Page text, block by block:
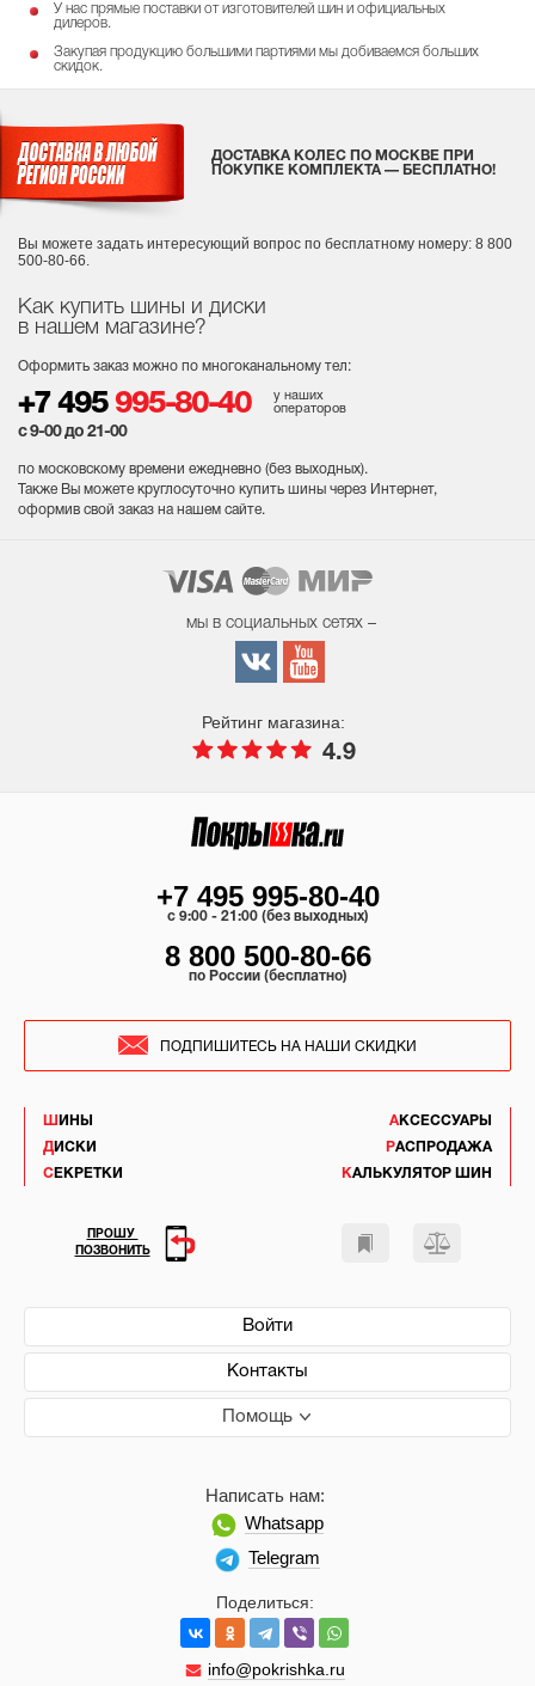
У нас прямые поставки от изготовителей шин и официальных
дилеров.
Закупая продукцию большими партиями мы добиваемся больших
скидок.
Как купить шины и диски
в нашем магазине?
Оформить заказ можно по многоканальному тел:
+7 495 995-80-40
у наших
операторов
с 9-00 до 21-00
по московскому времени ежедневно (без выходных).
Также Вы можете круглосуточно купить шины через Интернет,
оформив свой заказ на нашем сайте.
ДОСТАВКА КОЛЕС ПО МОСКВЕ ПРИ
ПОКУПКЕ КОМПЛЕКТА — БЕСПЛАТНО!
Вы можете задать интересующий вопрос по бесплатному номеру: 8 800
500-80-66.
мы в социальных сетях –
Рейтинг магазина:
4.9
ШИНЫ
ДИСКИ
СЕКРЕТКИ
АКСЕССУАРЫ
РАСПРОДАЖА
КАЛЬКУЛЯТОР ШИН
Войти
Контакты
Помощь
Поделиться:
info@pokrishka.ru
Написать нам:
Whatsapp
Telegram
+7 495 995-80-40
c 9:00 - 21:00 (без выходных)
8 800 500-80-66
по России (бесплатно)
ПОДПИШИТЕСЬ НА НАШИ СКИДКИ
ПРОШУ
ПОЗВОНИТЬ